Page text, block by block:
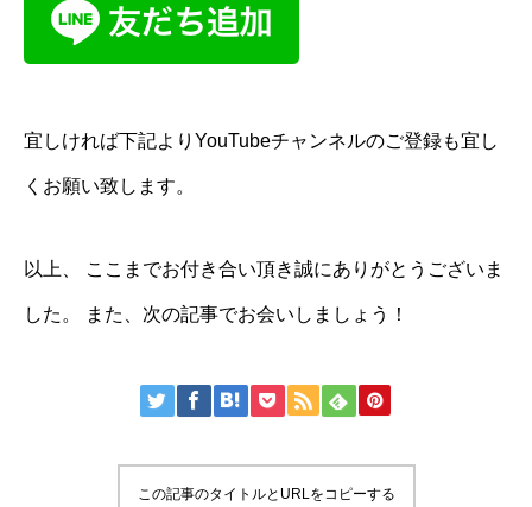
宜しければ下記よりYouTubeチャンネルのご登録も宜し
くお願い致します。
以上、 ここまでお付き合い頂き誠にありがとうございま
した。 また、次の記事でお会いしましょう！
この記事のタイトルとURLをコピーする